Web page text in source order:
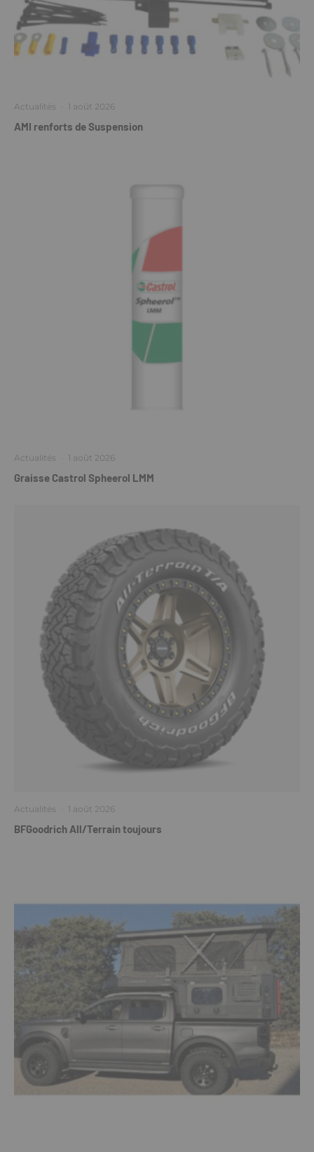
Actualités · 1 août 2026
AMI renforts de Suspension
Actualités · 1 août 2026
Graisse Castrol Spheerol LMM
Actualités · 1 août 2026
BFGoodrich All/Terrain toujours